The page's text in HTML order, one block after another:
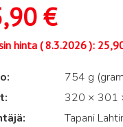
€
hinta (8.3.2026):
754 g
320 × 301
Tapani